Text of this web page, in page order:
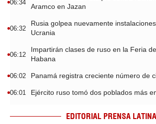
06:34
Aramco en Jazan
06:32
Rusia golpea nuevamente
Ucrania
06:12
Impartirán clases de ruso en la Feria
Habana
06:02 Panamá registra creciente número de
06:01 Ejército ruso tomó dos poblados más
EDITORIAL PRENSA LATINA